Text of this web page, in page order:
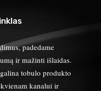
padedame
ir mažinti išlaidas.
tobulo produkto
kanalui ir